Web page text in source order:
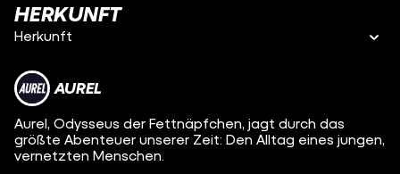
HERKUNFT
Herkunft
AUREL
Aurel, Odysseus der Fettnäpfchen, jagt durch das
größte Abenteuer unserer Zeit: Den Alltag eines jungen,
vernetzten Menschen.